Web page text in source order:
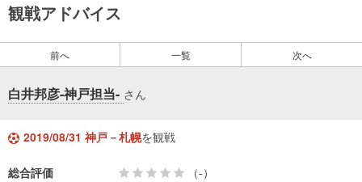
観戦アドバイス
前へ 一覧 次へ
白井邦彦-神戸担当- さん
2019/08/31 神戸－札幌を観戦
総合評価 （-）